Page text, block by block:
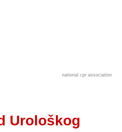
national cpr association
Urološkog